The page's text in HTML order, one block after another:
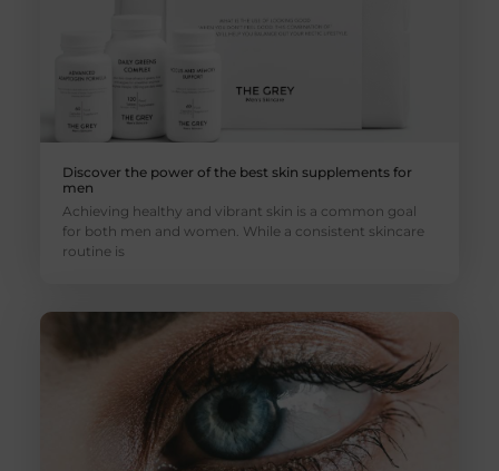
Discover the power of the best skin supplements for
men
Achieving healthy and vibrant skin is a common goal
for both men and women. While a consistent skincare
routine is